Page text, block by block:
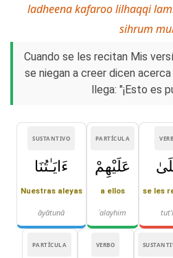
ladheena kafaroo lilhaqqi
sihrum
Cuando se les recitan Mis
se niegan a creer dicen
llega: "¡Esto es
se les
PARTÍCULA
عَلَيْهِمْ
a ellos
ʿalayhim
SUSTANTIVO
ءَايَـٰتُنَا
Nuestras aleyas
āyātunā
VERBO
PARTÍCULA